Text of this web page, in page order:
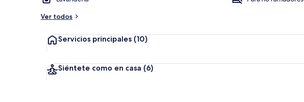
Ver todos
Servicios principales (10)
Siéntete como en casa (6)